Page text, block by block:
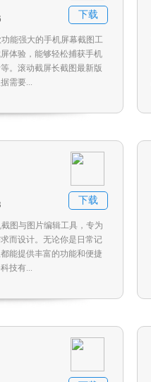
下载
能强大的手机屏幕截图工
体验，能够轻松捕获手机
。滚动截屏长截图最新版
需要...
下载
图与图片编辑工具，专为
而设计。无论你是日常记
能提供丰富的功能和便捷
技有...